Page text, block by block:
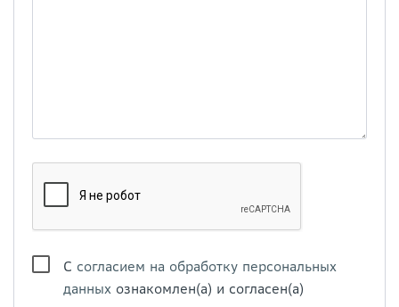
С согласием на обработку персональных
данных ознакомлен(а) и согласен(а)